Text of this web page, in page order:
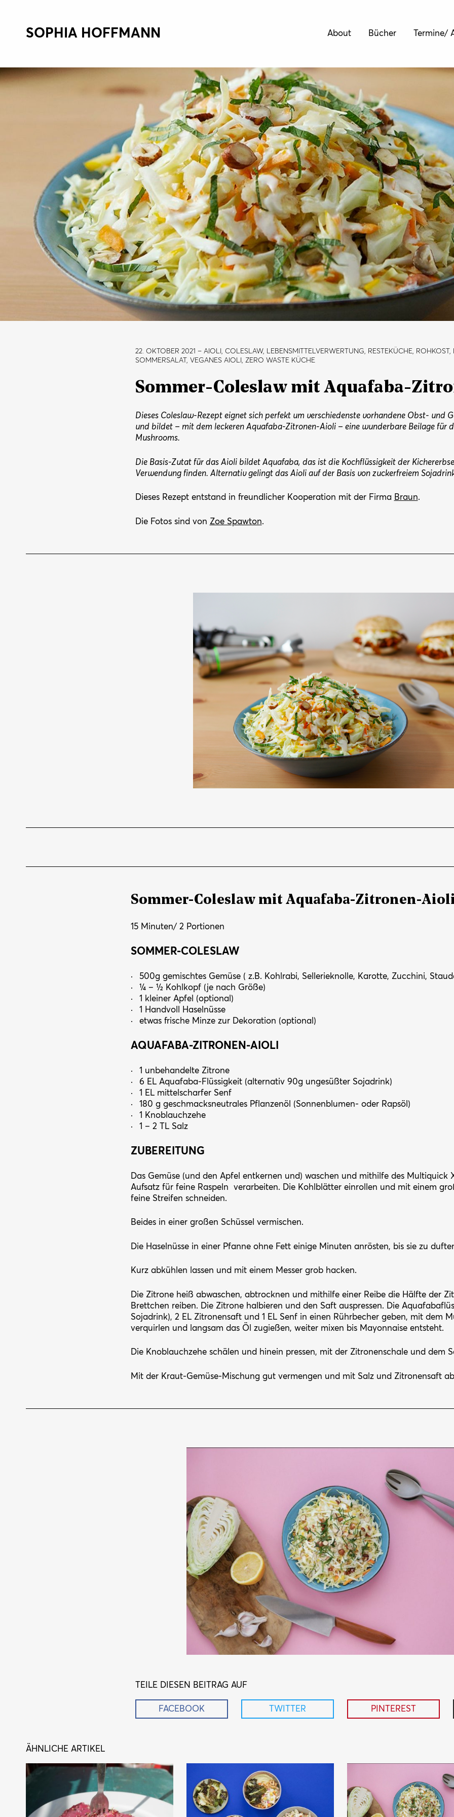
SOPHIA HOFFMANN About Bücher Termine/
22. OKTOBER 2021 – AIOLI, COLESLAW, LEBENSMITTELVERWERTUNG, RESTEKÜCHE, ROHKOST,
SOMMERSALAT, VEGANES AIOLI, ZERO WASTE KÜCHE
Sommer-Coleslaw mit Aquafaba-
Dieses Coleslaw-Rezept eignet sich perfekt um verschiedenste vorhandene Obst- und
und bildet – mit dem leckeren Aquafaba-Zitronen-Aioli – eine wunderbare Beilage für
Mushrooms.
Die Basis-Zutat für das Aioli bildet Aquafaba, das ist die Kochflüssigkeit der
Verwendung finden. Alternativ gelingt das Aioli auf der Basis von zuckerfreiem
Dieses Rezept entstand in freundlicher Kooperation mit der Firma Braun.
Die Fotos sind von Zoe Spawton.
Sommer-Coleslaw mit Aquafaba-Zitronen-
15 Minuten/ 2 Portionen
SOMMER-COLESLAW
500g gemischtes Gemüse ( z.B. Kohlrabi, Sellerieknolle, Karotte, Zucchini,
¼ – ½ Kohlkopf (je nach Größe)
1 kleiner Apfel (optional)
1 Handvoll Haselnüsse
etwas frische Minze zur Dekoration (optional)
AQUAFABA-ZITRONEN-AIOLI
1 unbehandelte Zitrone
6 EL Aquafaba-Flüssigkeit (alternativ 90g ungesüßter Sojadrink)
1 EL mittelscharfer Senf
180 g geschmacksneutrales Pflanzenöl (Sonnenblumen- oder Rapsöl)
1 Knoblauchzehe
1 – 2 TL Salz
ZUBEREITUNG
Das Gemüse (und den Apfel entkernen und) waschen und mithilfe des Multiquick
Aufsatz für feine Raspeln
verarbeiten. Die Kohlblätter einrollen und mit einem
feine Streifen schneiden.
Beides in einer großen Schüssel vermischen.
Die Haselnüsse in einer Pfanne ohne Fett einige Minuten anrösten, bis sie zu
Kurz abkühlen lassen und mit einem Messer grob hacken.
Die Zitrone heiß abwaschen, abtrocknen und mithilfe einer Reibe die Hälfte der
Brettchen reiben. Die Zitrone halbieren und den Saft auspressen. Die
Sojadrink), 2 EL Zitronensaft und 1 EL Senf in einen Rührbecher geben, mit dem
verquirlen und langsam das Öl zugießen, weiter mixen bis Mayonnaise entsteht.
Die Knoblauchzehe schälen und hinein pressen, mit der Zitronenschale und dem
Mit der Kraut-Gemüse-Mischung gut vermengen und mit Salz und Zitronensaft
TEILE DIESEN BEITRAG AUF
FACEBOOK TWITTER PINTEREST
ÄHNLICHE ARTIKEL